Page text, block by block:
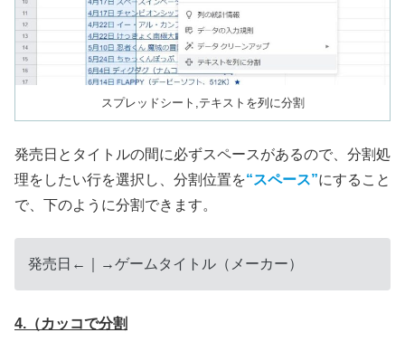
スプレッドシート,テキストを列に分割
発売日とタイトルの間に必ずスペースがあるので、分割処
理をしたい行を選択し、分割位置を“スペース”にすること
で、下のように分割できます。
発売日←｜→ゲームタイトル（メーカー）
4.（カッコで分割